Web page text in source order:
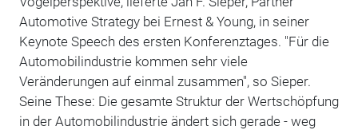
Automotive Strategy bei Ernest & Young, in seiner
Keynote Speech des ersten Konferenztages. "Für die
Automobilindustrie kommen sehr viele
Veränderungen auf einmal zusammen", so Sieper.
Seine These: Die gesamte Struktur der Wertschöpfung
in der Automobilindustrie ändert sich gerade - weg